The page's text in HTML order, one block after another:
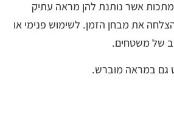
אשר נותנת להן מראה עתיק
את מבחן הזמן. לשימוש פנימי או
של משטחים.
גם במראה מוברש.